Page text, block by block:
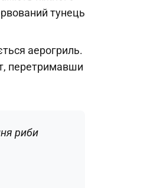
тунець
аерогриль.
перетримавши
риби